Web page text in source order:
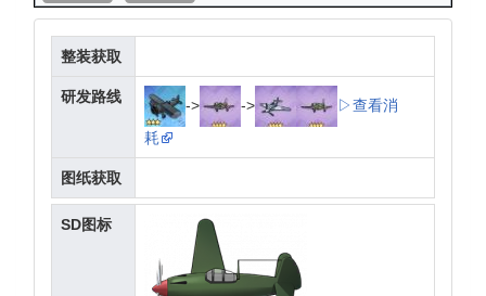
整装获取
研发路线 -> ->
▷查看消
耗
图纸获取
SD图标